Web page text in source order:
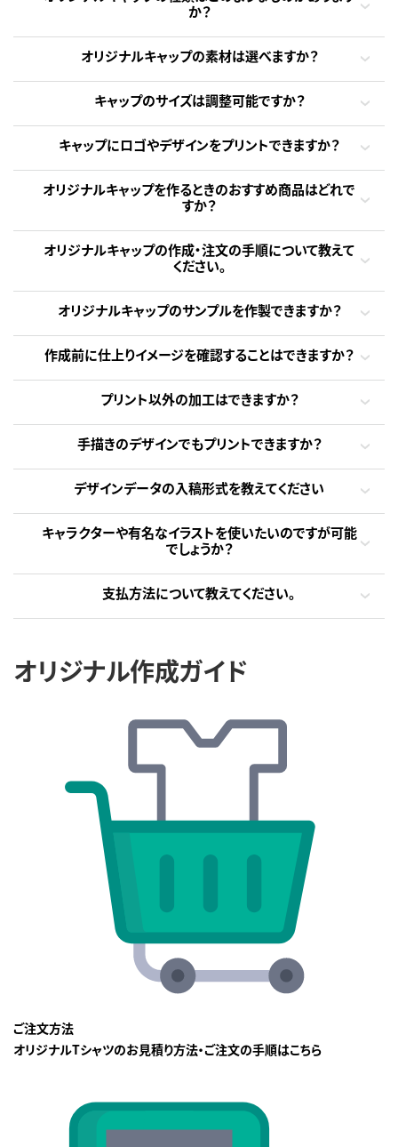
か？
オリジナルキャップの素材は選べますか？
キャップのサイズは調整可能ですか？
キャップにロゴやデザインをプリントできますか？
オリジナルキャップを作るときのおすすめ商品はどれで
すか？
オリジナルキャップの作成・注文の手順について教えて
ください。
オリジナルキャップのサンプルを作製できますか？
作成前に仕上りイメージを確認することはできますか？
プリント以外の加工はできますか？
手描きのデザインでもプリントできますか？
デザインデータの入稿形式を教えてください
キャラクターや有名なイラストを使いたいのですが可能
でしょうか？
支払方法について教えてください。
オリジナル作成ガイド
ご注文方法
オリジナルTシャツのお見積り方法・ご注文の手順はこちら